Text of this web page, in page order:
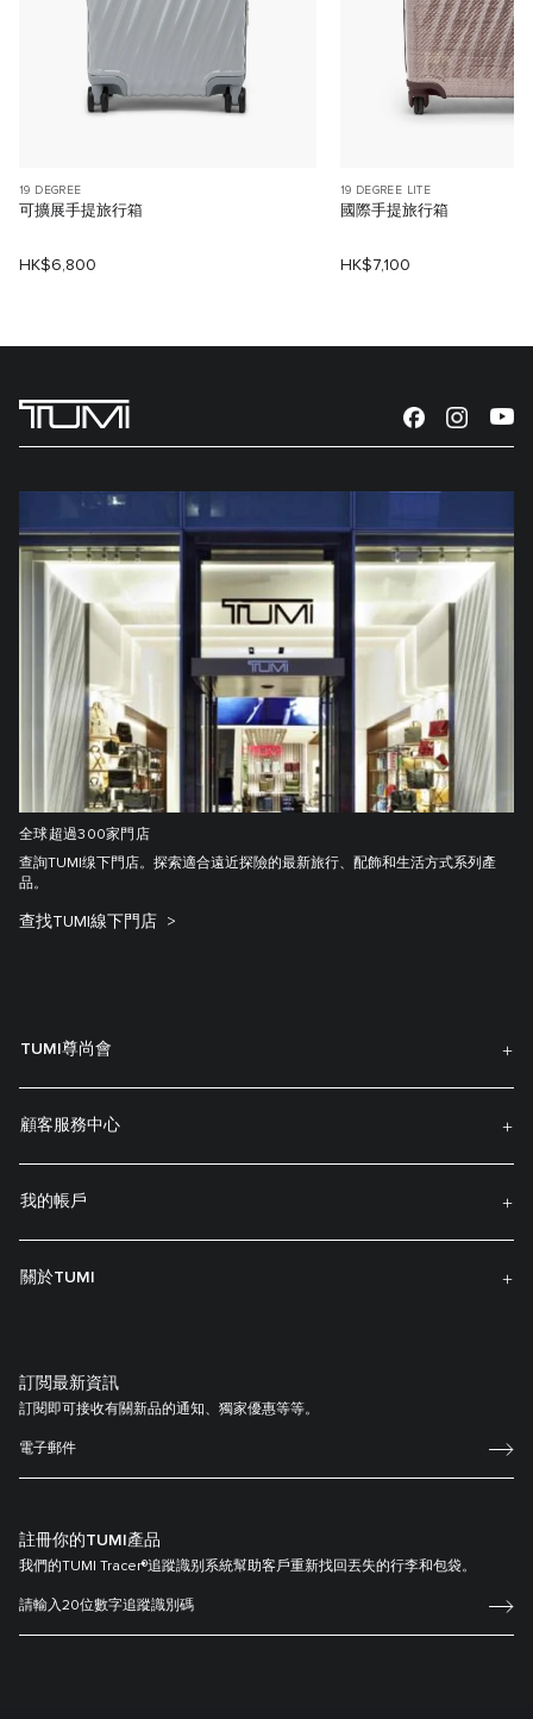
19 DEGREE
可擴展手提旅行箱
HK$6,800
19 DEGREE LITE
國際手提旅行箱
HK$7,100
全球超過300家門店
查詢TUMI缐下門店。探索適合遠近探險的最新旅行、配飾和生活方式系列產
品。
查找TUMI線下門店
TUMI尊尚會
顧客服務中心
我的帳戶
關於TUMI
訂閲最新資訊
訂閱即可接收有關新品的通知、獨家優惠等等。
註冊你的TUMI產品
我們的TUMI Tracer®追蹤識别系統幫助客戶重新找回丟失的行李和包袋。